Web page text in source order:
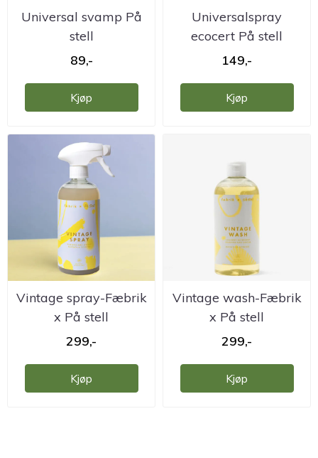
Universal svamp På
stell
89,-
Kjøp
Universalspray
ecocert På stell
149,-
Kjøp
Vintage spray-Fæbrik
x På stell
299,-
Kjøp
Vintage wash-Fæbrik
x På stell
299,-
Kjøp